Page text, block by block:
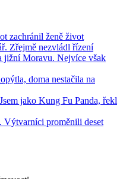
zachránil ženě život
Zřejmě nezvládl řízení
jižní Moravu. Nejvíce však
doma nestačila na
jako Kung Fu Panda, řekl
Výtvarníci proměnili deset